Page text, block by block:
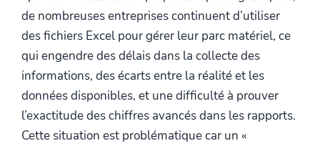
de nombreuses entreprises continuent d’utiliser
des fichiers Excel pour gérer leur parc matériel, ce
qui engendre des délais dans la collecte des
informations, des écarts entre la réalité et les
données disponibles, et une difficulté à prouver
l’exactitude des chiffres avancés dans les rapports.
Cette situation est problématique car un «